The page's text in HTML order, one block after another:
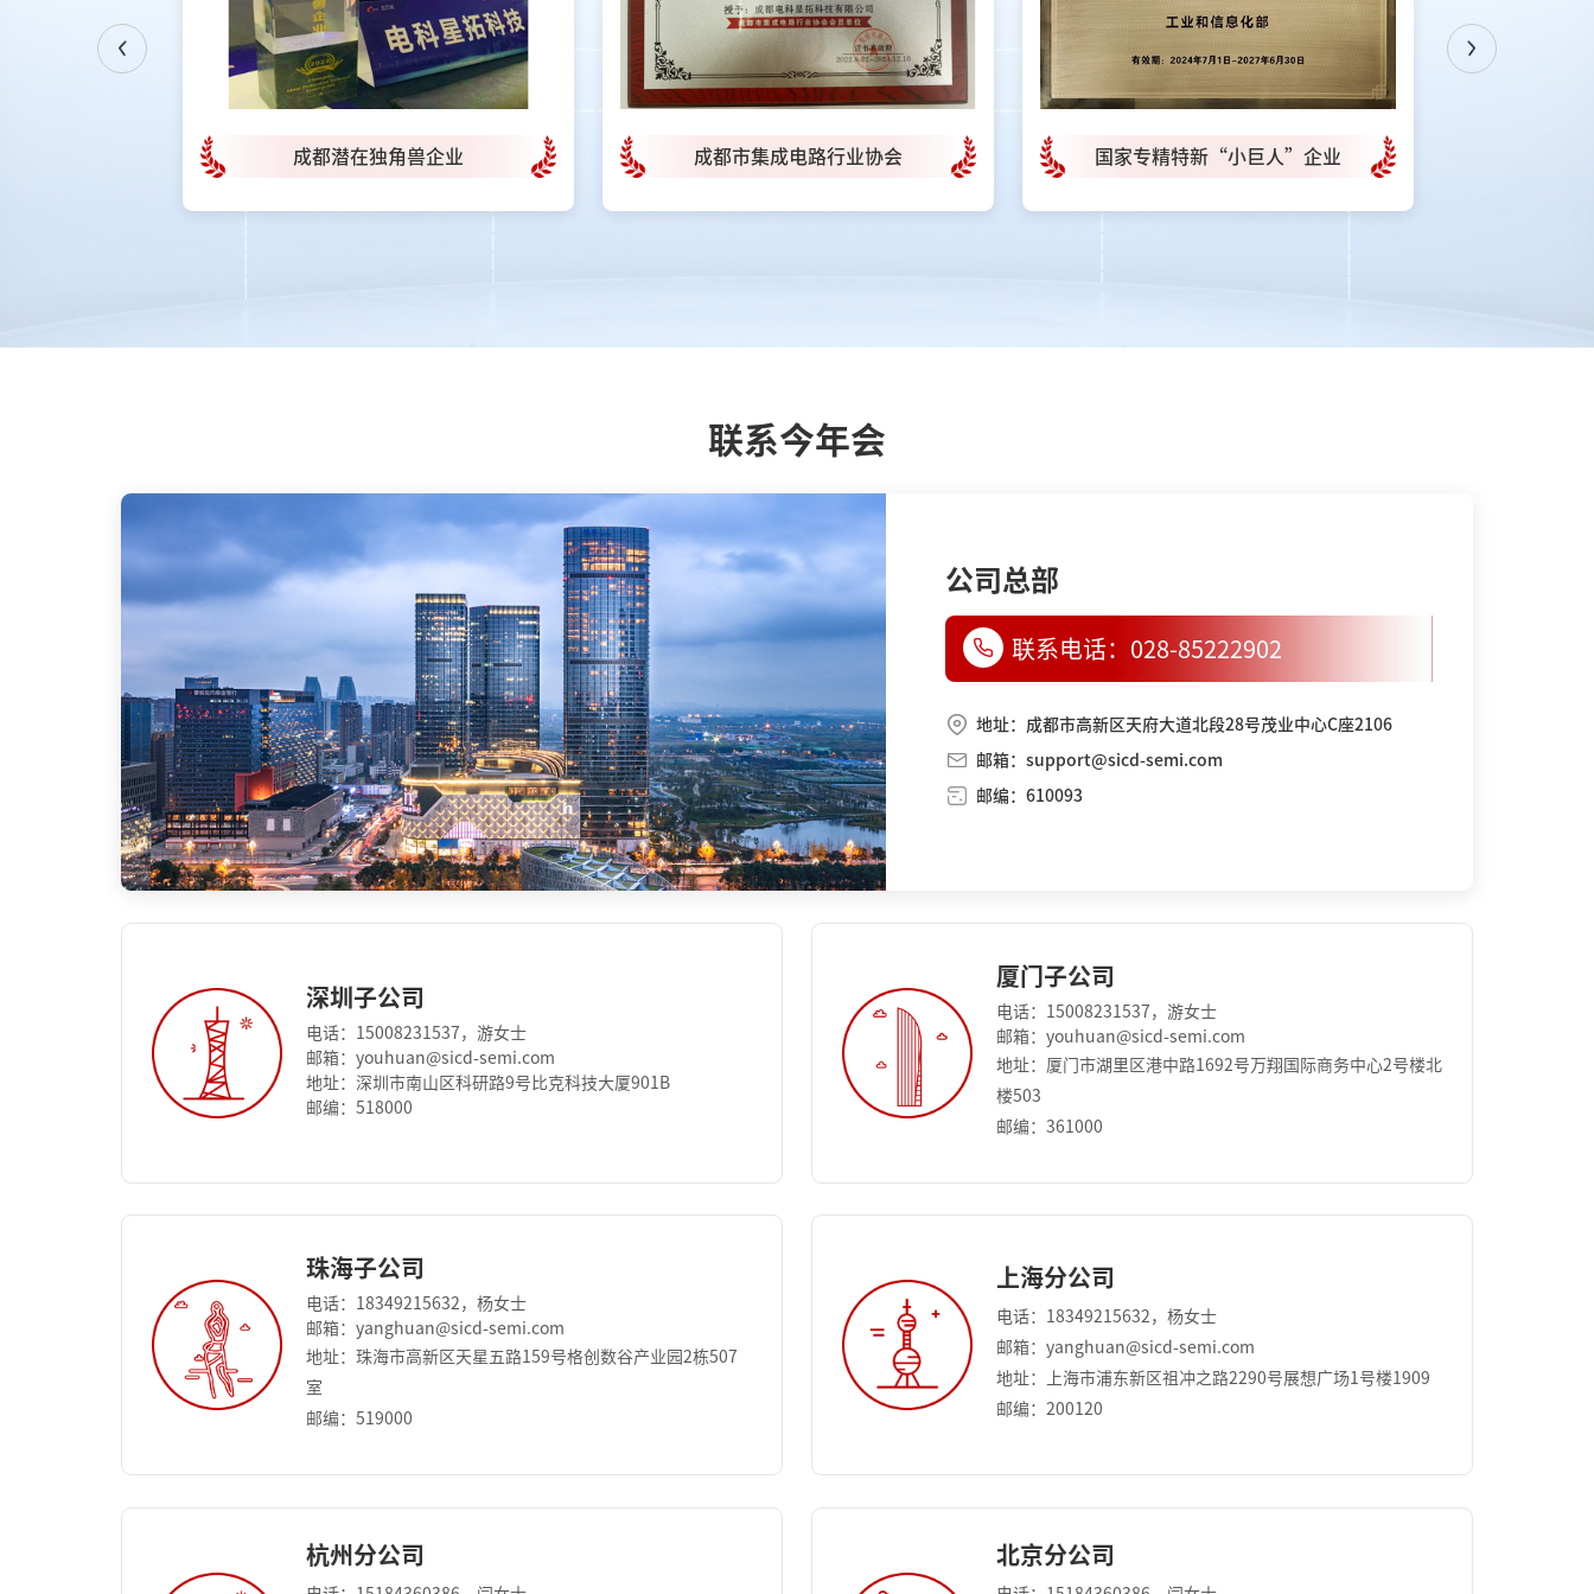
成都潜在独角兽企业 成都市集成电路行业协会 国家专精特新“小巨人”企业 四川省专精特新中小企业
Next
联系今年会
公司总部
联系电话： 028-85222902
地址：成都市高新区天府大道北段28号茂业中心C座2106
邮箱：support@sicd-semi.com
邮编：610093
深圳子公司
电话：15008231537，游女士
邮箱：youhuan@sicd-semi.com
地址：深圳市南山区科研路9号比克科技大厦901B
邮编：518000
厦门子公司
电话：15008231537，游女士
邮箱：youhuan@sicd-semi.com
地址：厦门市湖里区港中路1692号万翔国际商务中⼼2号楼北
楼503
邮编：361000
珠海子公司
电话：18349215632，杨女士
邮箱：yanghuan@sicd-semi.com
地址：珠海市高新区天星五路159号格创数谷产业园2栋507
室
邮编：519000
上海分公司
电话：18349215632，杨女士
邮箱：yanghuan@sicd-semi.com
地址：上海市浦东新区祖冲之路2290号展想广场1号楼1909
邮编：200120
杭州分公司 北京分公司